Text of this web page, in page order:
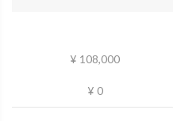
¥ 108,000
¥ 0